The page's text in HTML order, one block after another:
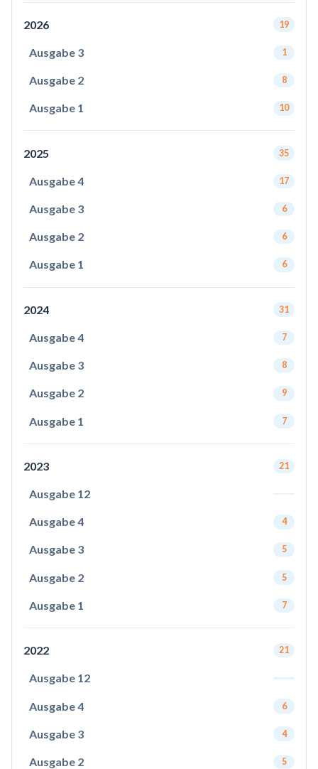
2026 19
Ausgabe 3 1
Ausgabe 2 8
Ausgabe 1 10
2025 35
Ausgabe 4 17
Ausgabe 3 6
Ausgabe 2 6
Ausgabe 1 6
2024 31
Ausgabe 4 7
Ausgabe 3 8
Ausgabe 2 9
Ausgabe 1 7
2023 21
Ausgabe 12
Ausgabe 4 4
Ausgabe 3 5
Ausgabe 2 5
Ausgabe 1 7
2022 21
Ausgabe 12
Ausgabe 4 6
Ausgabe 3 4
Ausgabe 2 5